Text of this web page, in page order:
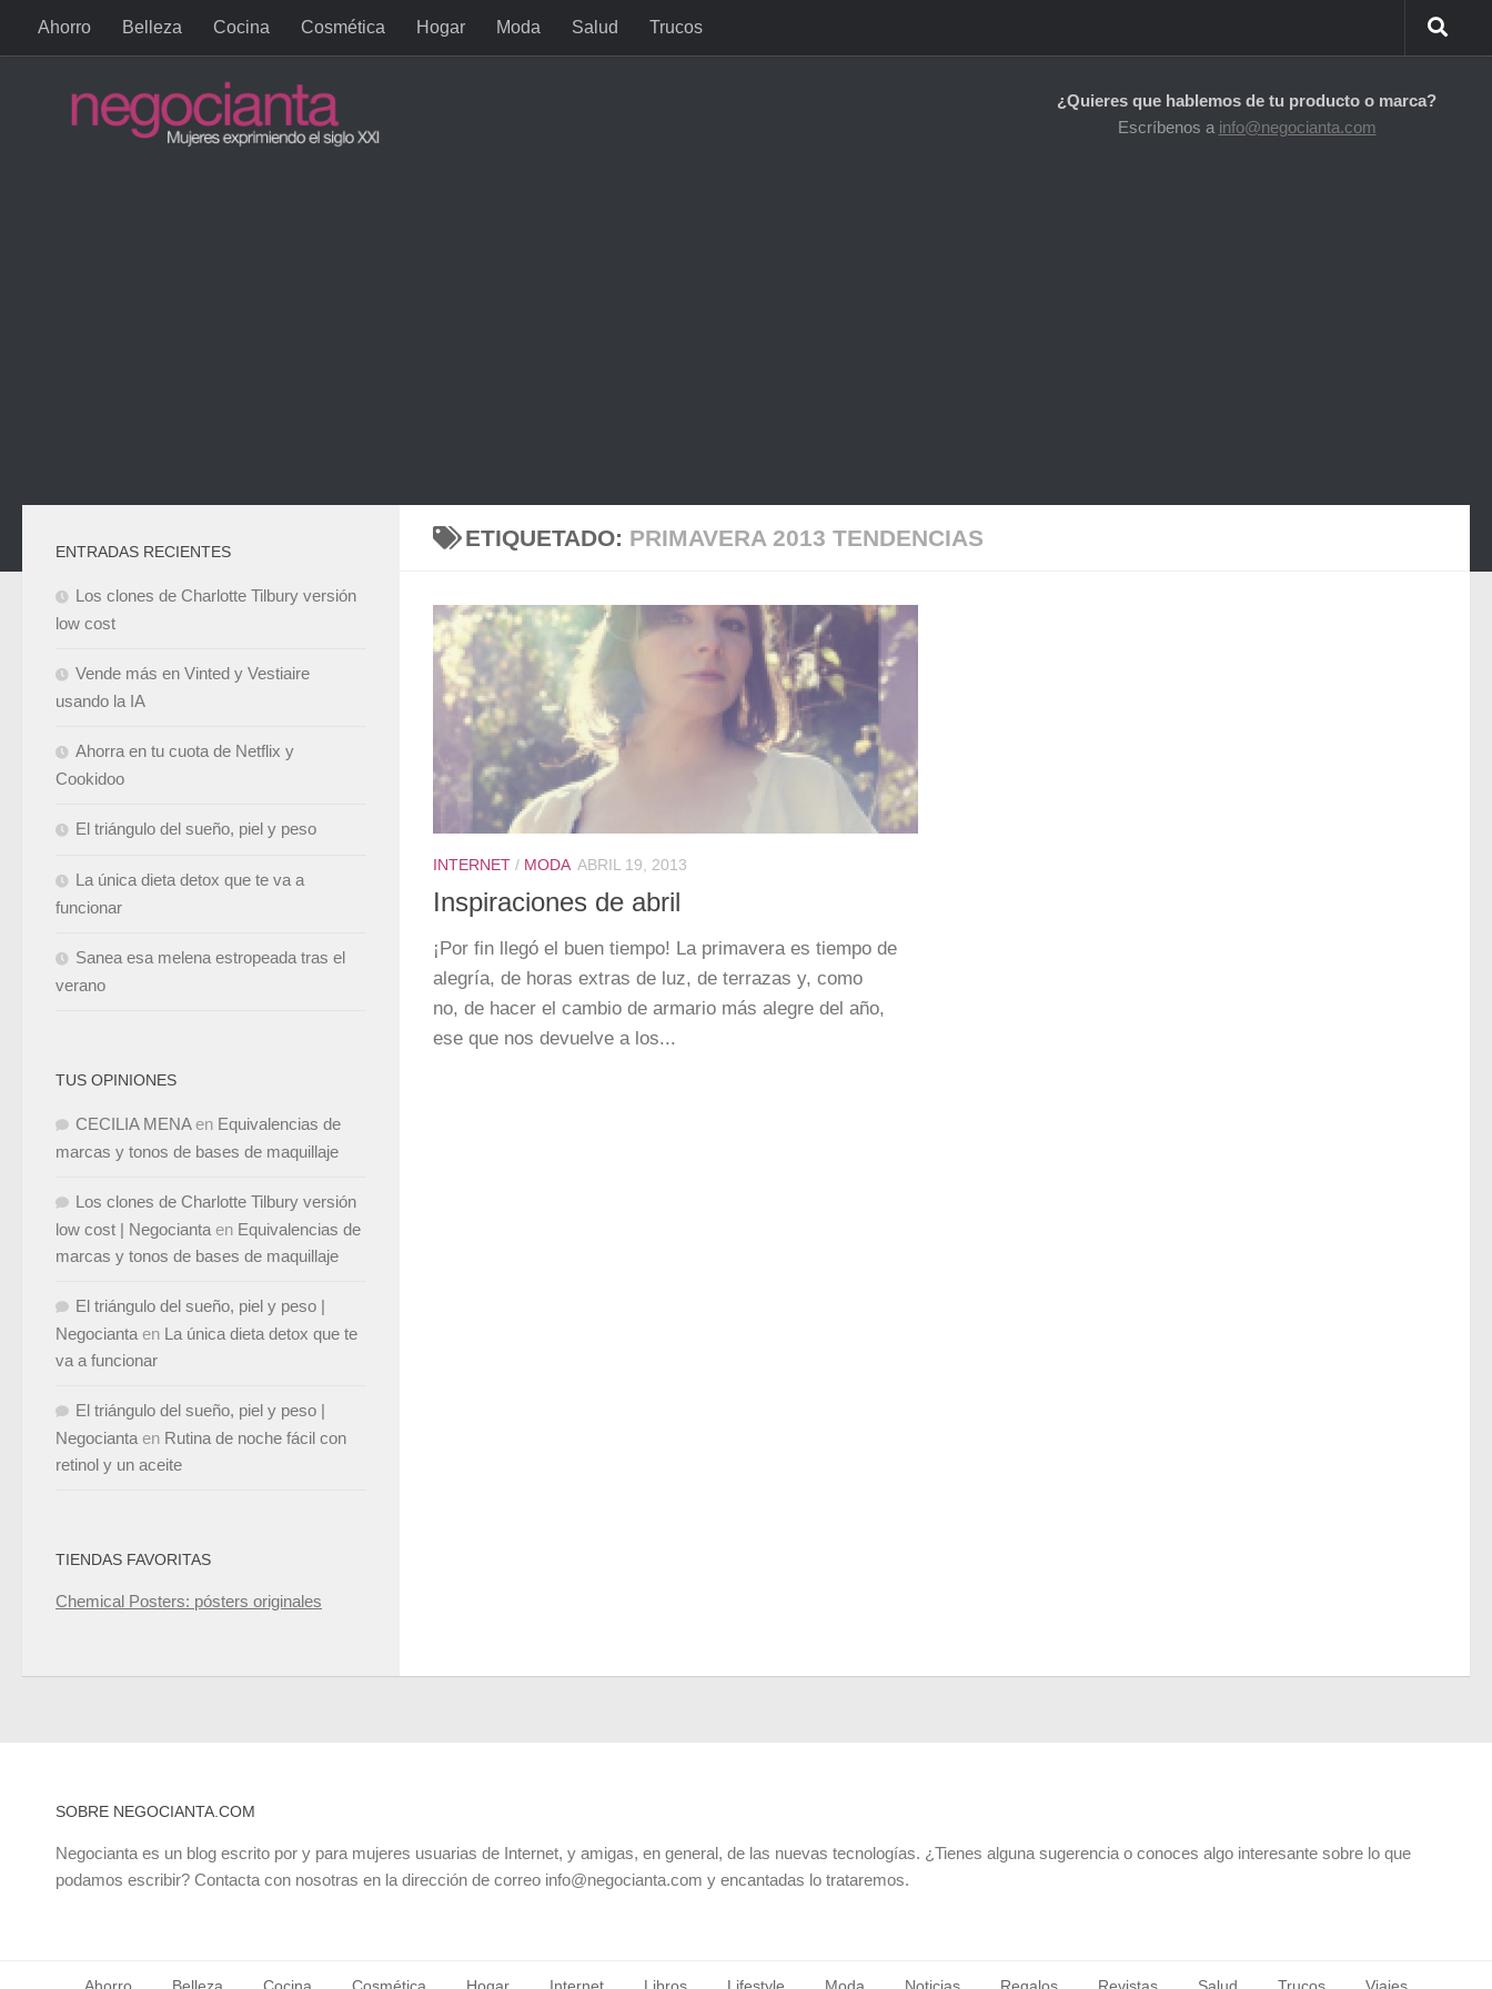
Saltar al contenido
Ahorro Belleza Cocina Cosmética Hogar Moda Salud Trucos
¿Quieres que hablemos de tu producto o marca?
Escríbenos a info@negocianta.com
ETIQUETADO: PRIMAVERA 2013 TENDENCIAS
INTERNET / MODA ABRIL 19, 2013
Inspiraciones de abril
¡Por fin llegó el buen tiempo! La primavera es tiempo de
alegría, de horas extras de luz, de terrazas y, como
no, de hacer el cambio de armario más alegre del año,
ese que nos devuelve a los...
ENTRADAS RECIENTES
Los clones de Charlotte Tilbury versión
low cost
Vende más en Vinted y Vestiaire
usando la IA
Ahorra en tu cuota de Netflix y
Cookidoo
El triángulo del sueño, piel y peso
La única dieta detox que te va a
funcionar
Sanea esa melena estropeada tras el
verano
TUS OPINIONES
CECILIA MENAen Equivalencias de
marcas y tonos de bases de maquillaje
Los clones de Charlotte Tilbury versión
low cost | Negocianta en Equivalencias de
marcas y tonos de bases de maquillaje
El triángulo del sueño, piel y peso |
Negocianta en La única dieta detox que te
va a funcionar
El triángulo del sueño, piel y peso |
Negocianta en Rutina de noche fácil con
retinol y un aceite
TIENDAS FAVORITAS
Chemical Posters: pósters originales
SOBRE NEGOCIANTA.COM
Negocianta es un blog escrito por y para mujeres usuarias de Internet, y amigas, en general, de las nuevas tecnologías. ¿Tienes alguna sugerencia o conoces algo interesante sobre lo que
podamos escribir? Contacta con nosotras en la dirección de correo info@negocianta.com y encantadas lo trataremos.